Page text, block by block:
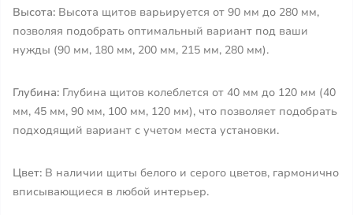
Высота: Высота щитов варьируется от 90 мм до 280 мм,
позволяя подобрать оптимальный вариант под ваши
нужды (90 мм, 180 мм, 200 мм, 215 мм, 280 мм).
Глубина: Глубина щитов колеблется от 40 мм до 120 мм (40
мм, 45 мм, 90 мм, 100 мм, 120 мм), что позволяет подобрать
подходящий вариант с учетом места установки.
Цвет: В наличии щиты белого и серого цветов, гармонично
вписывающиеся в любой интерьер.